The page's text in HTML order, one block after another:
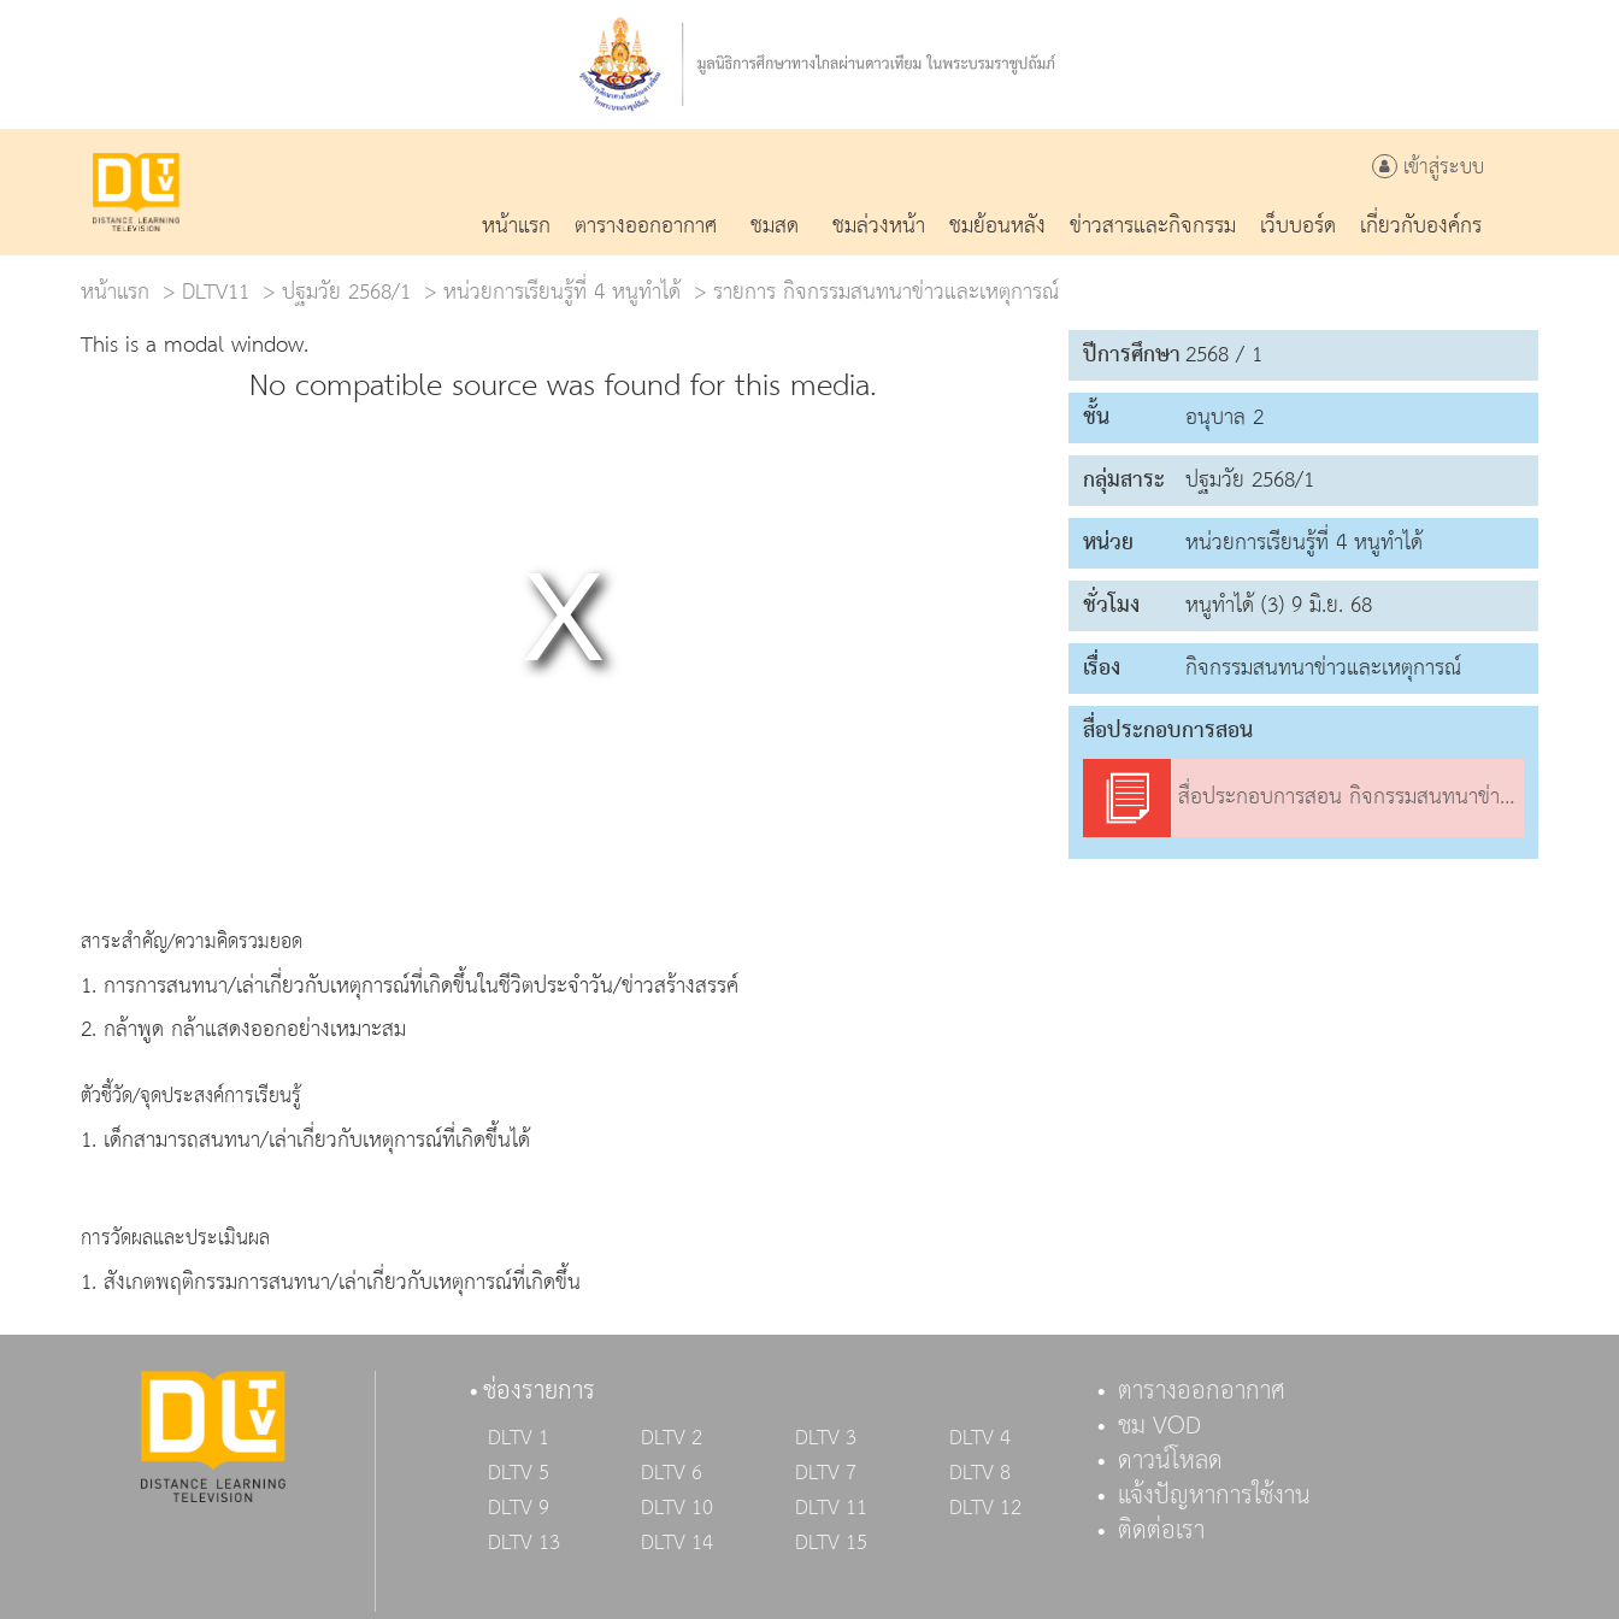
เข้าสู่ระบบ
หน้าแรก ตารางออกอากาศ ชมสด ชมล่วงหน้า ชมย้อนหลัง ข่าวสารและกิจกรรม เว็บบอร์ด
เกี่ยวกับองค์กร
หน้าแรก
DLTV11 ปฐมวัย 2568/1 หน่วยการเรียนรู้ที่ 4 หนูทำได้
รายการ กิจกรรมสนทนาข่าวและเหตุการณ์
This is a modal window.
No compatible source was found for this media.
สาระสำคัญ/ความคิดรวมยอด
1. การการสนทนา/เล่าเกี่ยวกับเหตุการณ์ที่เกิดขึ้นในชีวิตประจำวัน/ข่าวสร้างสรรค์
2. กล้าพูด กล้าแสดงออกอย่างเหมาะสม
ตัวชี้วัด/จุดประสงค์การเรียนรู้
1. เด็กสามารถสนทนา/เล่าเกี่ยวกับเหตุการณ์ที่เกิดขึ้นได้
การวัดผลและประเมินผล
1. สังเกตพฤติกรรมการสนทนา/เล่าเกี่ยวกับเหตุการณ์ที่เกิดขึ้น
ปีการศึกษา2568 / 1
ชั้น
อนุบาล 2
กลุ่มสาระ ปฐมวัย 2568/1
หน่วย
หน่วยการเรียนรู้ที่ 4 หนูทำได้
ชั่วโมง
หนูทำได้ (3) 9 มิ.ย. 68
เรื่อง
กิจกรรมสนทนาข่าวและเหตุการณ์
สื่อประกอบการสอน
สื่อประกอบการสอน กิจกรรมสนทนาข่าวและเหตุการณ์
ช่องรายการ
DLTV 1 DLTV 2 DLTV 3
DLTV 4
DLTV 5
DLTV 6 DLTV 7
DLTV 8
DLTV 9
DLTV 10 DLTV 11
DLTV 12
DLTV 13
DLTV 14 DLTV 15
ตารางออกอากาศ
ชม VOD
ดาวน์โหลด
แจ้งปัญหาการใช้งาน
ติดต่อเรา